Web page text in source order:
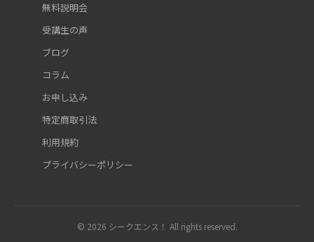
無料説明会
受講生の声
ブログ
コラム
お申し込み
特定商取引法
利用規約
プライバシーポリシー
© 2026 シークエンス！ All rights reserved.